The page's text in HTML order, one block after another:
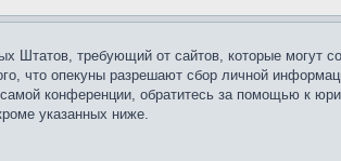
Штатов, требующий от сайтов, которые могут
что опекуны разрешают сбор личной
конференции, обратитесь за помощью к
указанных ниже.